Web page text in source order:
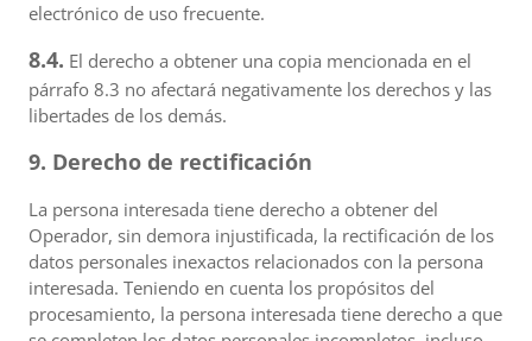
electrónico de uso frecuente.
8.4. El derecho a obtener una copia mencionada en el
párrafo 8.3 no afectará negativamente los derechos y las
libertades de los demás.
9. Derecho de rectificación
La persona interesada tiene derecho a obtener del
Operador, sin demora injustificada, la rectificación de los
datos personales inexactos relacionados con la persona
interesada. Teniendo en cuenta los propósitos del
procesamiento, la persona interesada tiene derecho a que